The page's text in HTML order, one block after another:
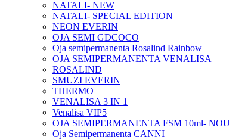
NATALI- NEW
NATALI- SPECIAL EDITION
NEON EVERIN
OJA SEMI GDCOCO
Oja semipermanenta Rosalind Rainbow
OJA SEMIPERMANENTA VENALISA
ROSALIND
SMUZI EVERIN
THERMO
VENALISA 3 IN 1
Venalisa VIP5
OJA SEMIPERMANENTA FSM 10ml- NOU
Oja Semipermanenta CANNI